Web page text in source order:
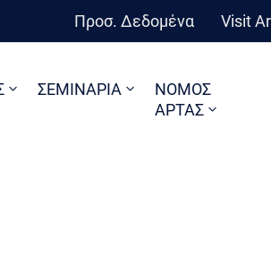
Προσ. Δεδομένα Visit
ΣΕΜΙΝΑΡΙΑ
ΝΟΜΟΣ
ΑΡΤΑΣ